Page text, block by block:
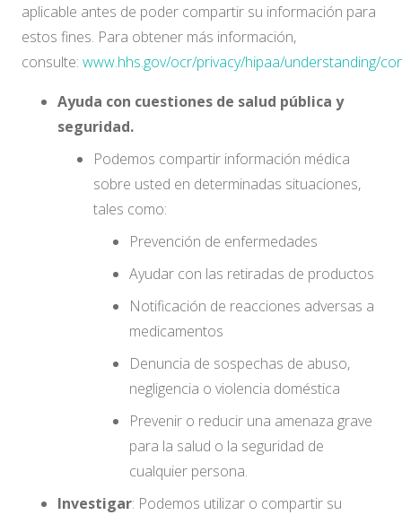
aplicable antes de poder compartir su información para
estos fines. Para obtener más información,
consulte: www.hhs.gov/ocr/privacy/hipaa/understanding/
Ayuda con cuestiones de salud pública y
seguridad.
Podemos compartir información médica
sobre usted en determinadas situaciones,
tales como:
Prevención de enfermedades
Ayudar con las retiradas de productos
Notificación de reacciones adversas a
medicamentos
Denuncia de sospechas de abuso,
negligencia o violencia doméstica
Prevenir o reducir una amenaza grave
para la salud o la seguridad de
cualquier persona.
Investigar: Podemos utilizar o compartir su